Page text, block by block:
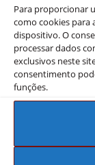
Para proporcionar
como cookies para
dispositivo. O
processar dados
exclusivos neste
consentimento
funções.
pode
Odorama
os fãs:
Mistério
Casos